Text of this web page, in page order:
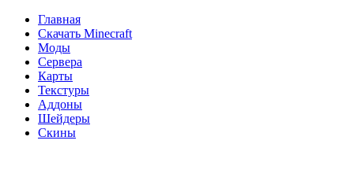
Главная
Скачать Minecraft
Моды
Сервера
Карты
Текстуры
Аддоны
Шейдеры
Скины